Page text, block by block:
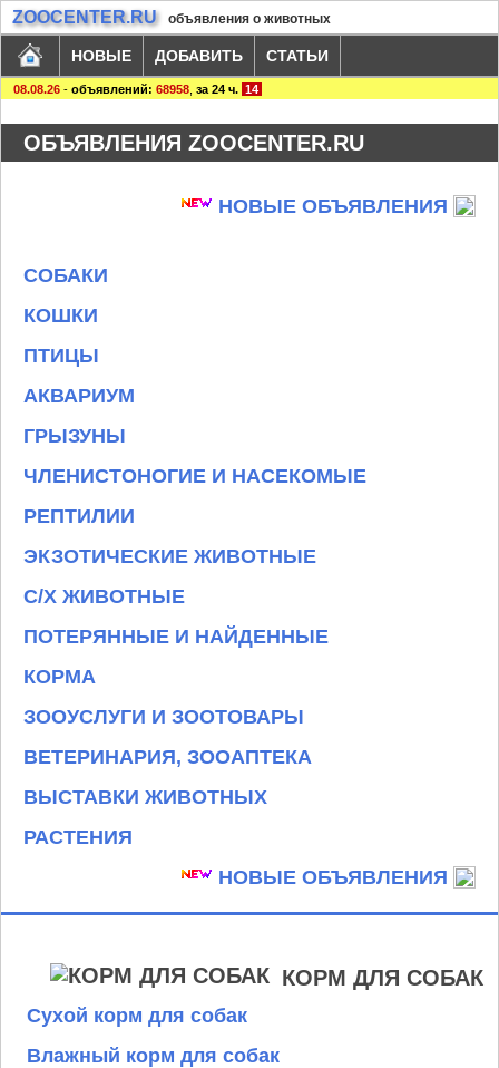
ZOOCENTER.RU объявления о животных
НОВЫЕ ДОБАВИТЬ СТАТЬИ
08.08.26 - объявлений: 68958 за 24 ч. 14
ОБЪЯВЛЕНИЯ ZOOCENTER.RU
НОВЫЕ ОБЪЯВЛЕНИЯ
СОБАКИ
КОШКИ
ПТИЦЫ
АКВАРИУМ
ГРЫЗУНЫ
ЧЛЕНИСТОНОГИЕ И НАСЕКОМЫЕ
РЕПТИЛИИ
ЭКЗОТИЧЕСКИЕ ЖИВОТНЫЕ
С/Х ЖИВОТНЫЕ
ПОТЕРЯННЫЕ И НАЙДЕННЫЕ
КОРМА
ЗООУСЛУГИ И ЗООТОВАРЫ
ВЕТЕРИНАРИЯ, ЗООАПТЕКА
ВЫСТАВКИ ЖИВОТНЫХ
РАСТЕНИЯ
НОВЫЕ ОБЪЯВЛЕНИЯ
КОРМ ДЛЯ СОБАК
Сухой корм для собак
Влажный корм для собак